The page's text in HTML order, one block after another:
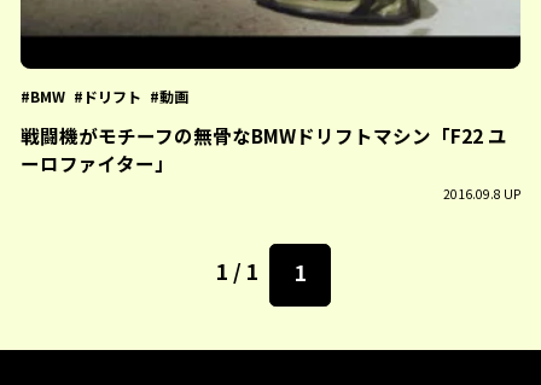
BMW ドリフト 動画
戦闘機がモチーフの無骨なBMWドリフトマシン「F22 ユ
ーロファイター」
2016.09.8 UP
1 / 1 1